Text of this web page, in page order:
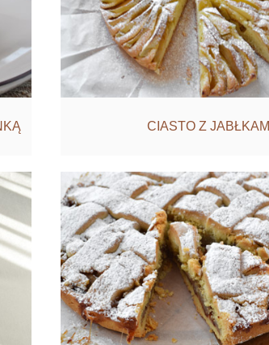
CIASTO Z JABŁKAMI